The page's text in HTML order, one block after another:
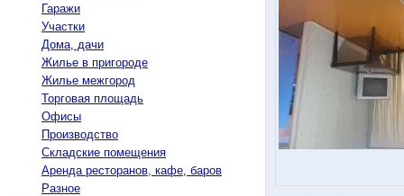
Гаражи
Участки
Дома, дачи
Жилье в пригороде
Жилье межгород
Торговая площадь
Офисы
Производство
Складские помещения
Аренда ресторанов, кафе, баров
Разное